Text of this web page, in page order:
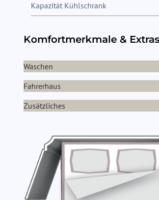
Kapazität Kühlschrank
Komfortmerkmale & Extras
Waschen
Fahrerhaus
Zusätzliches